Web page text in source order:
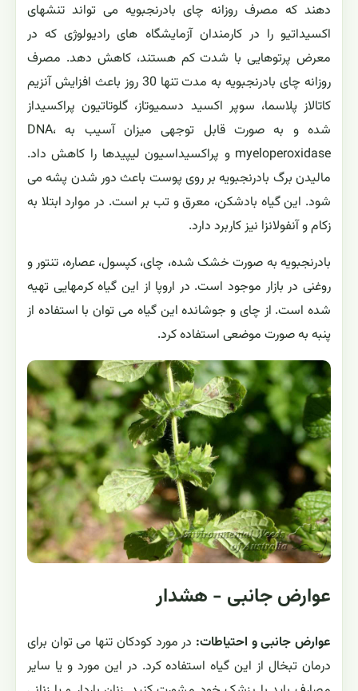
دهند که مصرف روزانه چای بادرنجبویه می تواند تنشهای
اکسیداتیو را در کارمندان آزمایشگاه های رادیولوژی که در
معرض پرتوهایی با شدت کم هستند، کاهش دهد. مصرف
روزانه چای بادرنجبویه به مدت تنها 30 روز باعث افزایش آنزیم
کاتالاز پلاسما، سوپر اکسید دسمیوتاز، گلوتاتیون پراکسیداز
شده و به صورت قابل توجهی میزان آسیب به DNA،
myeloperoxidase و پراکسیداسیون لیپیدها را کاهش داد.
مالیدن برگ بادرنجبویه بر روی پوست باعث دور شدن پشه می
شود. این گیاه بادشکن، معرق و تب بر است. در موارد ابتلا به
زکام و آنفولانزا نیز کاربرد دارد.
بادرنجبویه به صورت خشک شده، چای، کپسول، عصاره، تنتور و
روغنی در بازار موجود است. در اروپا از این گیاه کرمهایی تهیه
شده است. از چای و جوشانده این گیاه می توان با استفاده از
پنبه به صورت موضعی استفاده کرد.
عوارض جانبی - هشدار
عوارض جانبی و احتیاطات: در مورد کودکان تنها می توان برای
درمان تبخال از این گیاه استفاده کرد. در این مورد و یا سایر